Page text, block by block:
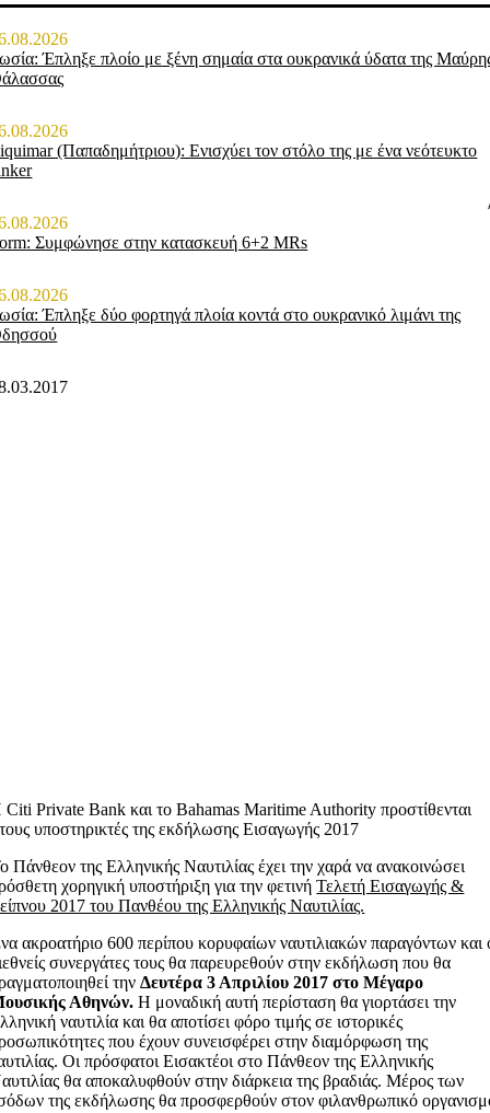
Έπληξε πλοίο με ξένη σημαία στα ουκρανικά ύδατα της
(Παπαδημήτριου): Ενισχύει τον στόλο της με ένα νεότευκτο
Συμφώνησε στην κατασκευή 6+2 MRs
Έπληξε δύο φορτηγά πλοία κοντά στο ουκρανικό λιμάνι της
Private Bank και το Bahamas Maritime Authority προστίθενται
υποστηρικτές της εκδήλωσης Εισαγωγής 2017
Πάνθεον της Ελληνικής Ναυτιλίας έχει την χαρά να ανακοινώσει
χορηγική υποστήριξη για την φετινήΤελετή Εισαγωγής &
2017 του Πανθέου της Ελληνικής Ναυτιλίας.
ακροατήριο 600 περίπου κορυφαίων ναυτιλιακών παραγόντων και
συνεργάτες τους θα παρευρεθούν στην εκδήλωση που θα
τηνΔευτέρα 3 Απριλίου 2017 στο Μέγαρο
Αθηνών. Η μοναδική αυτή περίσταση θα γιορτάσει την
ναυτιλία και θα αποτίσει φόρο τιμής σε ιστορικές
που έχουν συνεισφέρει στην διαμόρφωση της
Οι πρόσφατοι Εισακτέοι στο Πάνθεον της Ελληνικής
θα αποκαλυφθούν στην διάρκεια της βραδιάς. Μέρος των
της εκδήλωσης θα προσφερθούν στον φιλανθρωπικό